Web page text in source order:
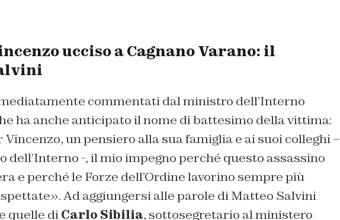
ucciso a Cagnano Varano: il
commentati dal ministro dell’Interno
ha anche anticipato il nome di battesimo della vittima:
un pensiero alla sua famiglia e ai suoi colleghi –
-, il mio impegno perché questo assassino
e perché le Forze dell’Ordine lavorino sempre più
Ad aggiungersi alle parole di Matteo Salvini
quelle diCarlo Sibilia, sottosegretario al ministero